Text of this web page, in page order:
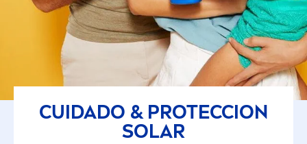
CUIDADO & PROTECCION
SOLAR
30
50